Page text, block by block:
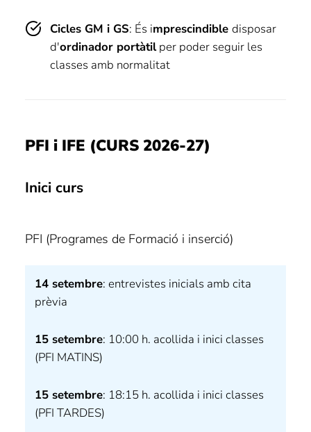
Cicles GM i GS: És imprescindible disposar
d'ordinador portàtilper poder seguir les
classes amb normalitat
PFI i IFE (CURS 2026-27)
Inici curs
PFI (Programes de Formació i inserció)
14 setembre: entrevistes inicials amb cita
prèvia
15 setembre: 10:00 h. acollida i inici classes
(PFI MATINS)
15 setembre: 18:15 h. acollida i inici classes
(PFI TARDES)